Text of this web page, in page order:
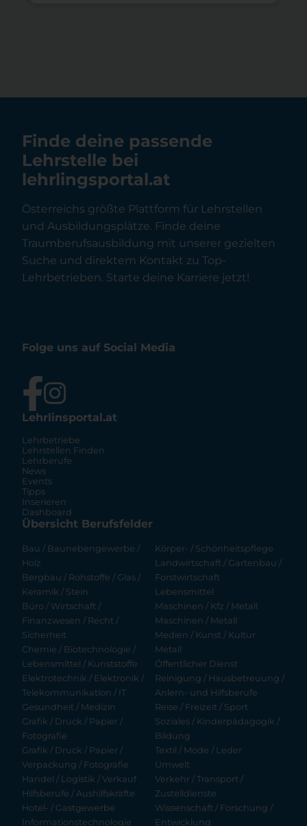
Finde deine passende
Lehrstelle bei
lehrlingsportal.at
Österreichs größte Plattform für Lehrstellen
und Ausbildungsplätze. Finde deine
Traumberufsausbildung mit unserer gezielten
Suche und direktem Kontakt zu Top-
Lehrbetrieben. Starte deine Karriere jetzt!
Folge uns auf Social Media
Lehrlinsportal.at
Lehrbetriebe
Lehrstellen Finden
Lehrberufe
News
Events
Tipps
Inserieren
Dashboard
Übersicht Berufsfelder
Bau / Baunebengewerbe /
Holz
Bergbau / Rohstoffe / Glas /
Keramik / Stein
Büro / Wirtschaft /
Finanzwesen / Recht /
Sicherheit
Chemie / Biotechnologie /
Lebensmittel / Kunststoffe
Elektrotechnik / Elektronik /
Telekommunikation / IT
Gesundheit / Medizin
Grafik / Druck / Papier /
Fotografie
Grafik / Druck / Papier /
Verpackung / Fotografie
Handel / Logistik / Verkauf
Hilfsberufe / Aushilfskräfte
Hotel- / Gastgewerbe
Informationstechnologie
Körper- / Schönheitspflege
Landwirtschaft / Gartenbau /
Forstwirtschaft
Lebensmittel
Maschinen / Kfz / Metall
Maschinen / Metall
Medien / Kunst / Kultur
Metall
Öffentlicher Dienst
Reinigung / Hausbetreuung /
Anlern- und Hilfsberufe
Reise / Freizeit / Sport
Soziales / Kinderpädagogik /
Bildung
Textil / Mode / Leder
Umwelt
Verkehr / Transport /
Zustelldienste
Wissenschaft / Forschung /
Entwicklung